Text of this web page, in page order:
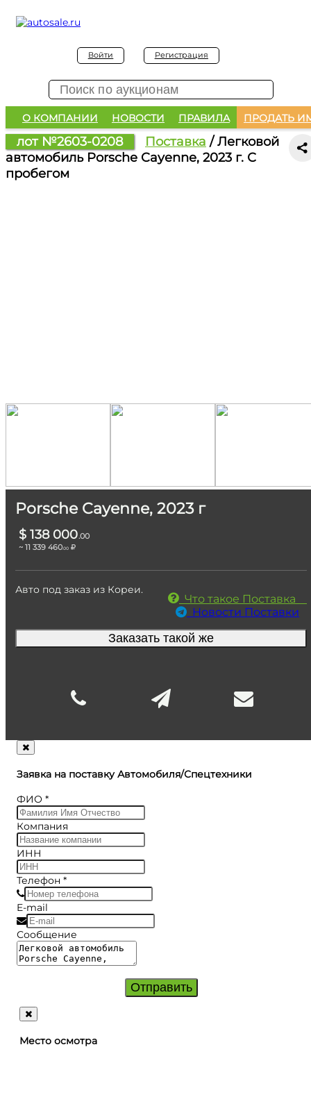
Войти Регистрация
О КОМПАНИИ НОВОСТИ ПРАВИЛА ПРОДАТЬ
лот №2603-0208 Поставка / Легковой
автомобиль Porsche Cayenne, 2023 г. С
пробегом
Porsche Cayenne, 2023 г
$ 138 000.00
~ 11 339 460.00
Что такое Поставка
Новости Поставки
Авто под заказ из Кореи.
Заказать такой же
Заявка на поставку Автомобиля/Спецтехники
ФИО *
Компания
ИНН
Телефон *
E-mail
Сообщение
Отправить
Место осмотра